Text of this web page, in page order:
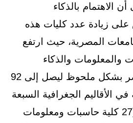
الاهتمام بالذكاء
زيادة عدد كليات هذه
المصرية، حيث ارتفع
والمعلومات والذكاء
الاصطناعي في مصر بشكل ملحوظ ليصل إلى 92
الأقاليم الجغرافية السبعة
على النحو التالي: (27 كلية حاسبات ومعلومات